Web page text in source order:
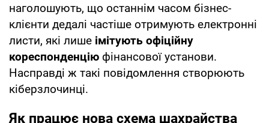
наголошують, що останнім часом бізнес-
клієнти дедалі частіше отримують електронні
листи, які лише імітують офіційну
кореспонденцію фінансової установи.
Насправді ж такі повідомлення створюють
кіберзлочинці.
Як працює нова схема шахрайства